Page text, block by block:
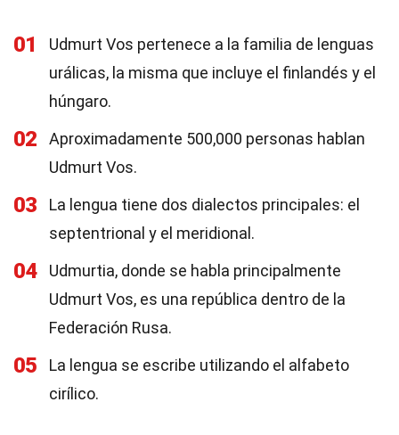
01
Udmurt Vos pertenece a la familia de lenguas
urálicas, la misma que incluye el finlandés y el
húngaro.
02
Aproximadamente 500,000 personas hablan
Udmurt Vos.
03
La lengua tiene dos dialectos principales: el
septentrional y el meridional.
04
Udmurtia, donde se habla principalmente
Udmurt Vos, es una república dentro de la
Federación Rusa.
05
La lengua se escribe utilizando el alfabeto
cirílico.